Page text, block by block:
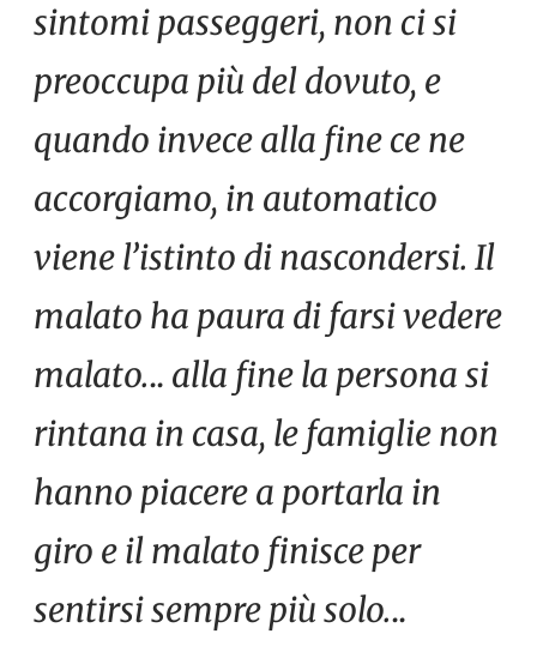
sintomi passeggeri, non ci si
preoccupa più del dovuto, e
quando invece alla fine ce ne
accorgiamo, in automatico
viene l’istinto di nascondersi. Il
malato ha paura di farsi vedere
malato... alla fine la persona si
rintana in casa, le famiglie non
hanno piacere a portarla in
giro e il malato finisce per
sentirsi sempre più solo...